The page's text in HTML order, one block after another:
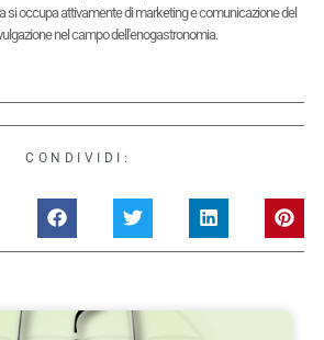
si occupa attivamente di marketing e comunicazione del
nel campo dell'enogastronomia.
CONDIVIDI: